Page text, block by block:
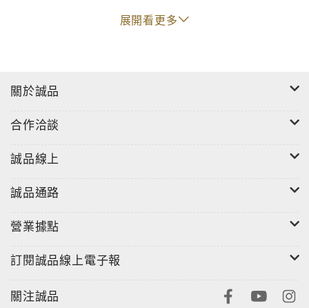
展開看更多
關於誠品
合作洽談
誠品線上
誠品通路
營業據點
訂閱誠品線上電子報
關注誠品